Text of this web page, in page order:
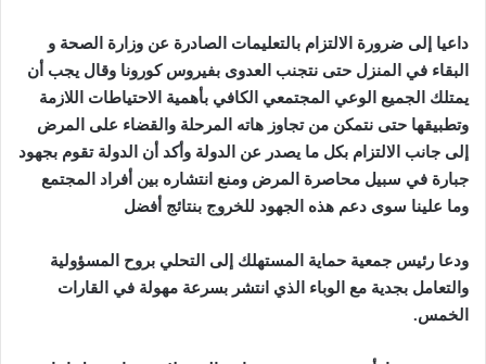
داعيا إلى ضرورة الالتزام بالتعليمات الصادرة عن وزارة الصحة و
البقاء في المنزل حتى نتجنب العدوى بفيروس كورونا وقال يجب أن
يمتلك الجميع الوعي المجتمعي الكافي بأهمية الاحتياطات اللازمة
وتطبيقها حتى نتمكن من تجاوز هاته المرحلة والقضاء على المرض
إلى جانب الالتزام بكل ما يصدر عن الدولة وأكد أن الدولة تقوم بجهود
جبارة في سبيل محاصرة المرض ومنع انتشاره بين أفراد المجتمع
وما علينا سوى دعم هذه الجهود للخروج بنتائج أفضل
ودعا رئيس جمعية حماية المستهلك إلى التحلي بروح المسؤولية
والتعامل بجدية مع الوباء الذي انتشر بسرعة مهولة في القارات
الخمس.